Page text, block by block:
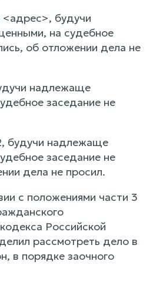
будучи
на судебное
об отложении дела не
надлежаще
заседание не
будучи надлежаще
заседание не
дела не просил.
с положениями части 3
Российской
рассмотреть дело в
в порядке заочного